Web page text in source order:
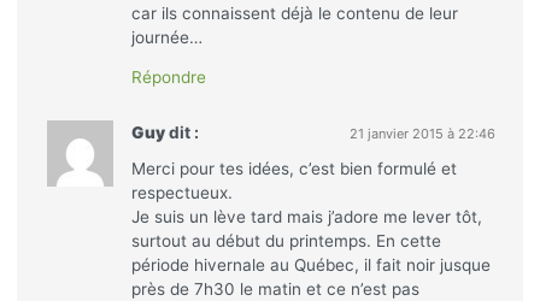
car ils connaissent déjà le contenu de leur
journée…
Répondre
Guy dit : 21 janvier 2015 à 22:46
Merci pour tes idées, c’est bien formulé et
respectueux.
Je suis un lève tard mais j’adore me lever tôt,
surtout au début du printemps. En cette
période hivernale au Québec, il fait noir jusque
près de 7h30 le matin et ce n’est pas